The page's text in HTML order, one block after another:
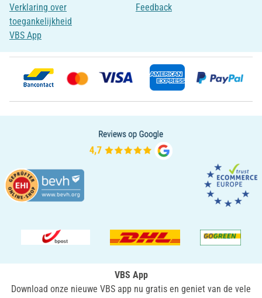
Verklaring over
toegankelijkheid
VBS App
Feedback
VBS App
Download onze nieuwe VBS app nu gratis en geniet van de vele